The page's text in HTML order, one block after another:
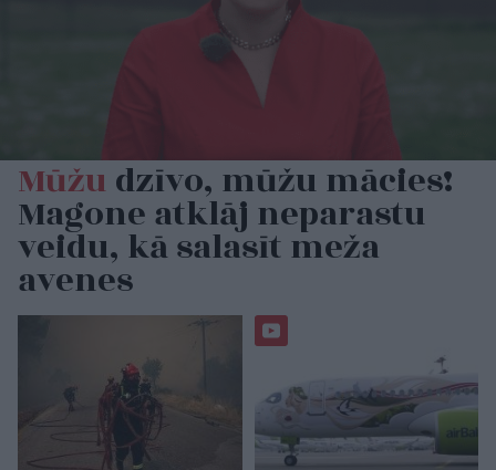
Mūžudzīvo, mūžu mācies!
Magone atklāj neparastu
veidu, kā salasīt meža
avenes